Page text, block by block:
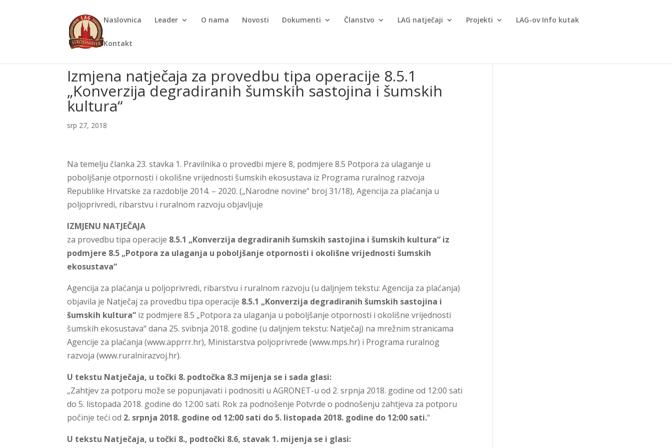
Naslovnica Leader O nama Novosti Dokumenti Članstvo LAG natječaji Projekti LAG-ov Info kutak
Kontakt
Izmjena natječaja za provedbu tipa operacije 8.5.1
„Konverzija degradiranih šumskih sastojina i šumskih
kultura“
srp 27, 2018
Na temelju članka 23. stavka 1. Pravilnika o provedbi mjere 8, podmjere 8.5 Potpora za ulaganje u
poboljšanje otpornosti i okolišne vrijednosti šumskih ekosustava iz Programa ruralnog razvoja
Republike Hrvatske za razdoblje 2014. – 2020. („Narodne novine“ broj 31/18), Agencija za plaćanja u
poljoprivredi, ribarstvu i ruralnom razvoju objavljuje
IZMJENU NATJEČAJA
za provedbu tipa operacije 8.5.1 „Konverzija degradiranih šumskih sastojina i šumskih kultura“ iz
podmjere 8.5 „Potpora za ulaganja u poboljšanje otpornosti i okolišne vrijednosti šumskih
ekosustava“
Agencija za plaćanja u poljoprivredi, ribarstvu i ruralnom razvoju (u daljnjem tekstu: Agencija za plaćanja)
objavila je Natječaj za provedbu tipa operacije 8.5.1 „Konverzija degradiranih šumskih sastojina i
šumskih kultura“ iz podmjere 8.5 „Potpora za ulaganja u poboljšanje otpornosti i okolišne vrijednosti
šumskih ekosustava“ dana 25. svibnja 2018. godine (u daljnjem tekstu: Natječaj) na mrežnim stranicama
Agencije za plaćanja (www.apprrr.hr), Ministarstva poljoprivrede (www.mps.hr) i Programa ruralnog
razvoja (www.ruralnirazvoj.hr).
U tekstu Natječaja, u točki 8. podtočka 8.3 mijenja se i sada glasi:
„Zahtjev za potporu može se popunjavati i podnositi u AGRONET-u od 2. srpnja 2018. godine od 12:00 sati
do 5. listopada 2018. godine do 12:00 sati. Rok za podnošenje Potvrde o podnošenju zahtjeva za potporu
počinje teći od 2. srpnja 2018. godine od 12:00 sati do 5. listopada 2018. godine do 12:00 sati.“
U tekstu Natječaja, u točki 8., podtočki 8.6, stavak 1. mijenja se i glasi: